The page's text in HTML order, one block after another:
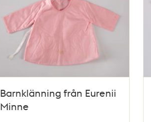
Barnklänning från Eurenii
Minne